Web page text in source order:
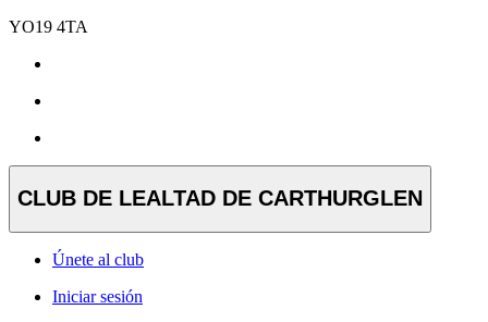
YO19 4TA
CLUB DE LEALTAD DE CARTHURGLEN
Únete al club
Iniciar sesión